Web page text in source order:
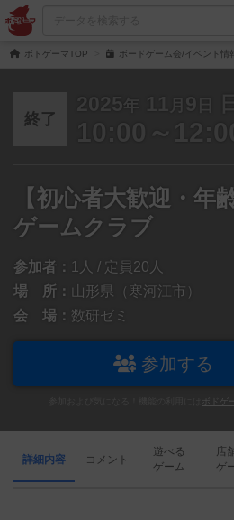
ボドゲーマTOP ボードゲーム会/イベント情
終了
2025 年 11 月 9 日 日
10:00～
【初心者大歓迎・年
ゲームクラブ
参加者： 1人 / 定員20人
場 所： 山形県（寒河江市）
会 場： 数研ゼミ
参加する
ボドゲ
詳細内容 コメント
遊べる
ゲーム
店
ゲ